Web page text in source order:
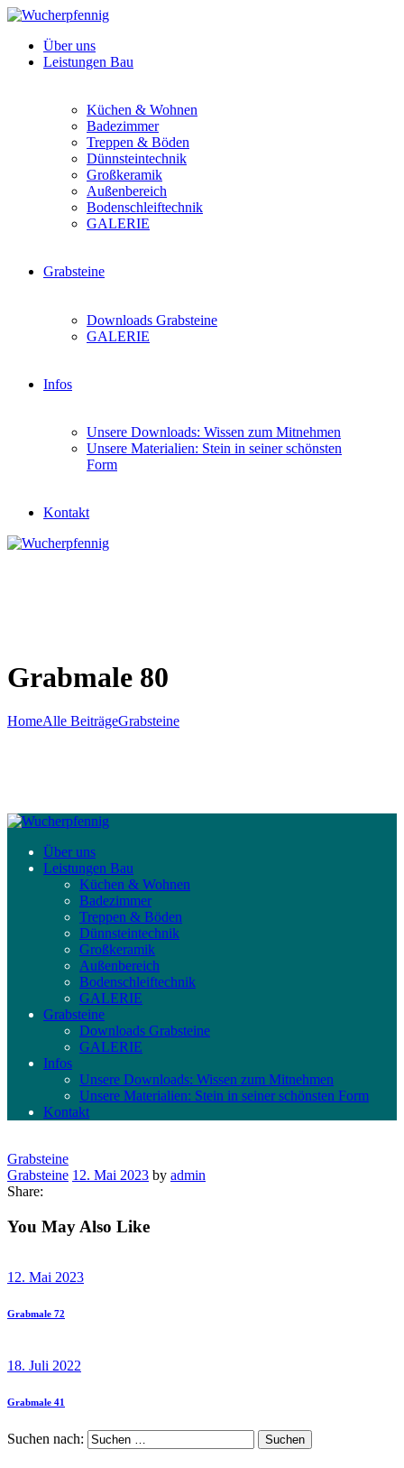
Über uns
Leistungen Bau
Küchen & Wohnen
Badezimmer
Treppen & Böden
Dünnsteintechnik
Großkeramik
Außenbereich
Bodenschleiftechnik
GALERIE
Grabsteine
Downloads Grabsteine
GALERIE
Infos
Unsere Downloads: Wissen zum Mitnehmen
Unsere Materialien: Stein in seiner schönsten
Form
Kontakt
Grabmale 80
HomeAlle BeiträgeGrabsteine
Über uns
Leistungen Bau
Küchen & Wohnen
Badezimmer
Treppen & Böden
Dünnsteintechnik
Großkeramik
Außenbereich
Bodenschleiftechnik
GALERIE
Grabsteine
Downloads Grabsteine
GALERIE
Infos
Unsere Downloads: Wissen zum Mitnehmen
Unsere Materialien: Stein in seiner schönsten Form
Kontakt
Grabsteine
Grabsteine 12. Mai 2023 by admin
Share:
You May Also Like
12. Mai 2023
Grabmale 72
18. Juli 2022
Grabmale 41
Suchen nach: